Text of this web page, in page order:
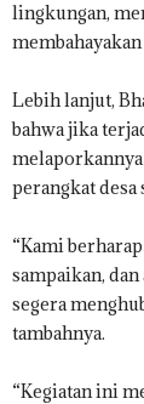
lingkungan,
membahayakan
Lebih lanjut,
bahwa jika
perangkat desa
“Kami
sampaikan,
segera
tambahnya.
“Kegiatan ini